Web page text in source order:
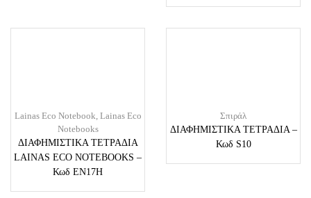
Lainas Eco Notebook Lainas Eco
Notebooks
ΔΙΑΦΗΜΙΣΤΙΚΑ ΤΕΤΡΑΔΙΑ
LAINAS ECO NOTEBOOKS –
Κωδ EN17H
Σπιράλ
ΔΙΑΦΗΜΙΣΤΙΚΑ ΤΕΤΡΑΔΙΑ –
Κωδ S10